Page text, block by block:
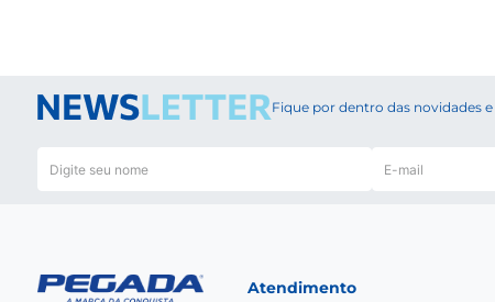
Fique por dentro das novidades
Atendimento